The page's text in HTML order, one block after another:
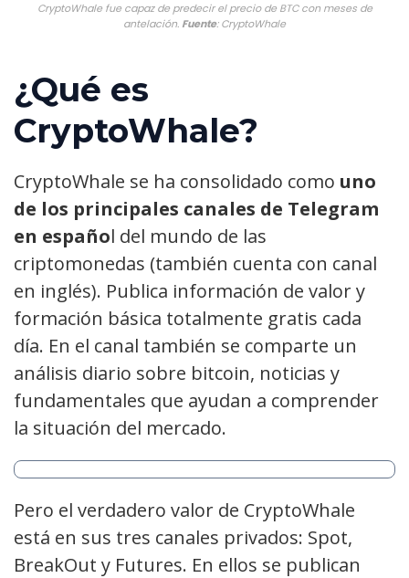
CryptoWhale fue capaz de predecir el precio de BTC con meses de
antelación. Fuente: CryptoWhale
¿Qué es
CryptoWhale?
CryptoWhale se ha consolidado como uno
de los principales canales de Telegram
en español del mundo de las
criptomonedas (también cuenta con canal
en inglés). Publica información de valor y
formación básica totalmente gratis cada
día. En el canal también se comparte un
análisis diario sobre bitcoin, noticias y
fundamentales que ayudan a comprender
la situación del mercado.
Pero el verdadero valor de CryptoWhale
está en sus tres canales privados: Spot,
BreakOut y Futures. En ellos se publican